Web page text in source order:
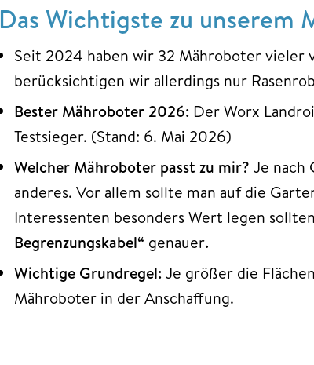
Das Wichtigste zu unserem
Seit 2024 haben wir 32 Mähroboter vieler
berücksichtigen wir allerdings nur
Bester Mähroboter 2026: Der Worx
Testsieger. (Stand: 6. Mai 2026)
Welcher Mähroboter passt zu mir?Je nach
anderes. Vor allem sollte man auf die
Interessenten besonders Wert legen
Begrenzungskabel“ genauer.
Wichtige Grundregel: Je größer die
Mähroboter in der Anschaffung.